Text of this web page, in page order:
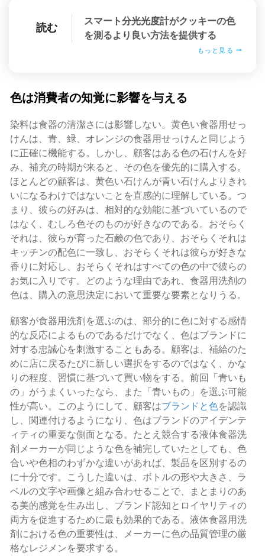
読む
スマート分光光度計がクッキーの色
を測るより良い方法を提供する
もっと見る
色は消費者の知覚に影響を与える
染料は食器の清潔さには影響しない。黄色い食器用せっ
けんは、青、緑、オレンジの食器用せっけんと同じよう
に正確に機能する。しかし、顧客はある色の石けんを好
み、補充の時期が来ると、その色を優先的に購入する。
ほとんどの顧客は、黄色い石けんが青い石けんよりきれ
いになるわけではないことを直感的に理解している。つ
まり、彼らの好みは、相対的な効能に基づいているので
はなく、むしろ色そのものが好きなのである。おそらく
それは、彼らが育った石鹸の色であり、おそらくそれは
キッチンの配色に一致し、おそらくそれは彼らが好きな
香りに対応し、おそらくそれはすべての色の中で彼らの
お気に入りです。どのような理由であれ、食器用洗剤の
色は、購入の意思決定において重要な要素となりうる。
顧客が食器用洗剤を選ぶのは、部分的に色に対する感情
的な反応によるものであるだけでなく、色はブランドに
対する忠誠心を刺激することもある。顧客は、補給のた
めに店に戻るたびに新しい選択をするのではなく、かな
りの程度、習慣に基づいて買い物をする。前回「青いも
の」がうまくいったなら、また「青いもの」を選ぶ可能
性が高い。このようにして、顧客はブランドと色を認識
し、関連付けるようになり、色はブランドのアイデンテ
ィティの重要な側面となる。たとえ競合する液体食器洗
剤メーカーが同じような色を補完していたとしても、色
合いや色相のわずかな違いがあれば、製品を区別するの
に十分です。こうした違いは、ボトルの形や大きさ、ラ
ベルの文字や画像と組み合わせることで、まとまりのあ
る美的感覚を生み出し、ブランド認知とロイヤリティの
両方を促進するために最も効果的である。液体食器用洗
剤における色の重要性は、メーカーに色の品質管理の厳
格なレジメンを要求する。